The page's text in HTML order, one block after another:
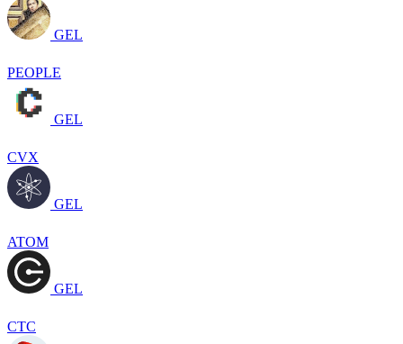
GEL
PEOPLE
GEL
CVX
GEL
ATOM
GEL
CTC